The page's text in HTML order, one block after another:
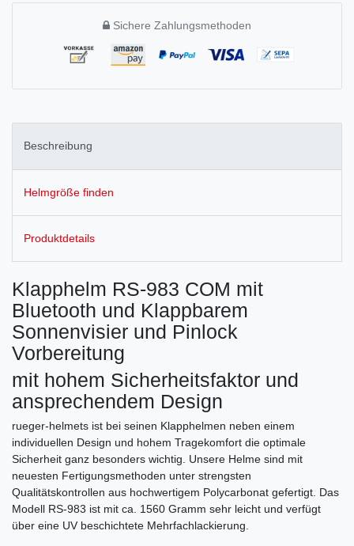
Sichere Zahlungsmethoden
Beschreibung
Helmgröße finden
Produktdetails
Klapphelm RS-983 COM mit
Bluetooth und Klappbarem
Sonnenvisier und Pinlock
Vorbereitung
mit hohem Sicherheitsfaktor und
ansprechendem Design
rueger-helmets ist bei seinen Klapphelmen neben einem
individuellen Design und hohem Tragekomfort die optimale
Sicherheit ganz besonders wichtig. Unsere Helme sind mit
neuesten Fertigungsmethoden unter strengsten
Qualitätskontrollen aus hochwertigem Polycarbonat gefertigt. Das
Modell RS-983 ist mit ca. 1560 Gramm sehr leicht und verfügt
über eine UV beschichtete Mehrfachlackierung.